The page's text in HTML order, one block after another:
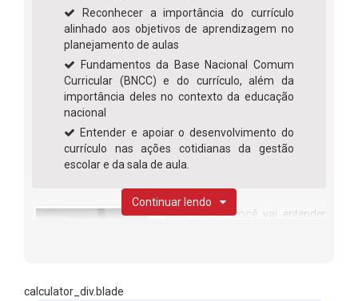
Reconhecer a importância do currículo
alinhado aos objetivos de aprendizagem no
planejamento de aulas
Fundamentos da Base Nacional Comum
Curricular (BNCC) e do currículo, além da
importância deles no contexto da educação
nacional
Entender e apoiar o desenvolvimento do
currículo nas ações cotidianas da gestão
escolar e da sala de aula.
Neste curso, você vai entender
Continuar lendo
calculator_div.blade